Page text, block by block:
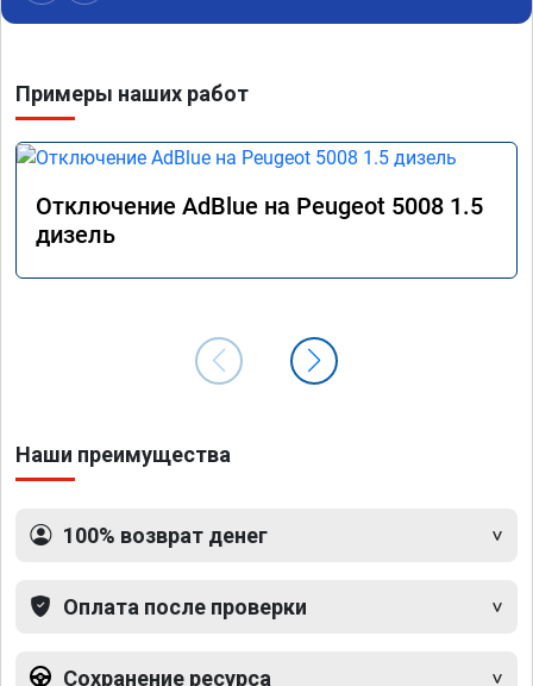
Примеры наших работ
Отключение AdBlue на Peugeot 5008 1.5
дизель
Наши преимущества
100% возврат денег
Оплата после проверки
Сохранение ресурса